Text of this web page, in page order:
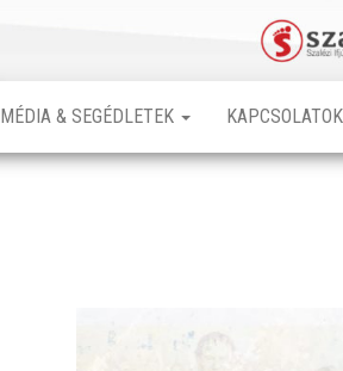
MÉDIA & SEGÉDLETEK